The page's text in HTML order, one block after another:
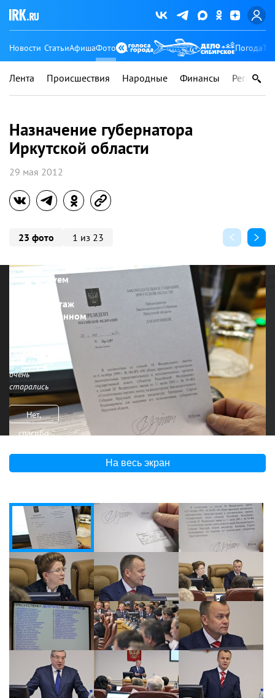
Новости СтатьиАфишаФото Погода
Лента Происшествия Народные Финансы Регионы
Назначение губернатора
Иркутской области
29 мая 2012
23 фото 1 из 23
Рекомендуем
фоторепортаж
в полноэкранном
Наши
фотографы
очень
старались
Нет,
спасибо
На весь экран